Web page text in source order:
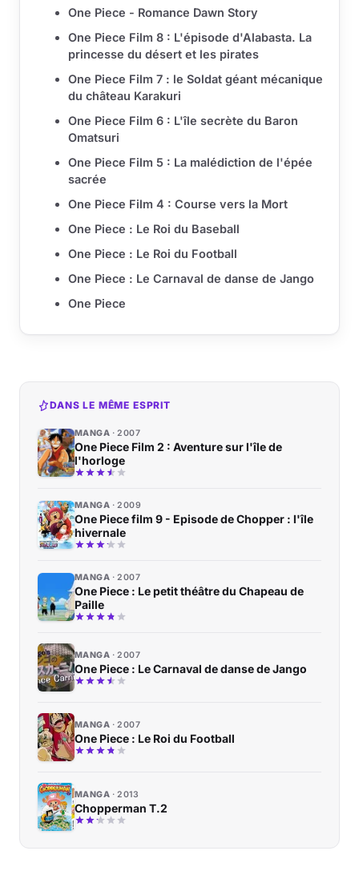
One Piece - Romance Dawn Story
One Piece Film 8 : L'épisode d'Alabasta. La
princesse du désert et les pirates
One Piece Film 7 : le Soldat géant mécanique
du château Karakuri
One Piece Film 6 : L'île secrète du Baron
Omatsuri
One Piece Film 5 : La malédiction de l'épée
sacrée
One Piece Film 4 : Course vers la Mort
One Piece : Le Roi du Baseball
One Piece : Le Roi du Football
One Piece : Le Carnaval de danse de Jango
One Piece
DANS LE MÊME ESPRIT
MANGA 2007
One Piece Film 2 : Aventure sur l'île de
l'horloge
MANGA 2009
One Piece film 9 - Episode de Chopper : l'île
hivernale
MANGA 2007
One Piece : Le petit théâtre du Chapeau de
Paille
MANGA 2007
One Piece : Le Carnaval de danse de Jango
MANGA 2007
One Piece : Le Roi du Football
MANGA 2013
Chopperman T.2